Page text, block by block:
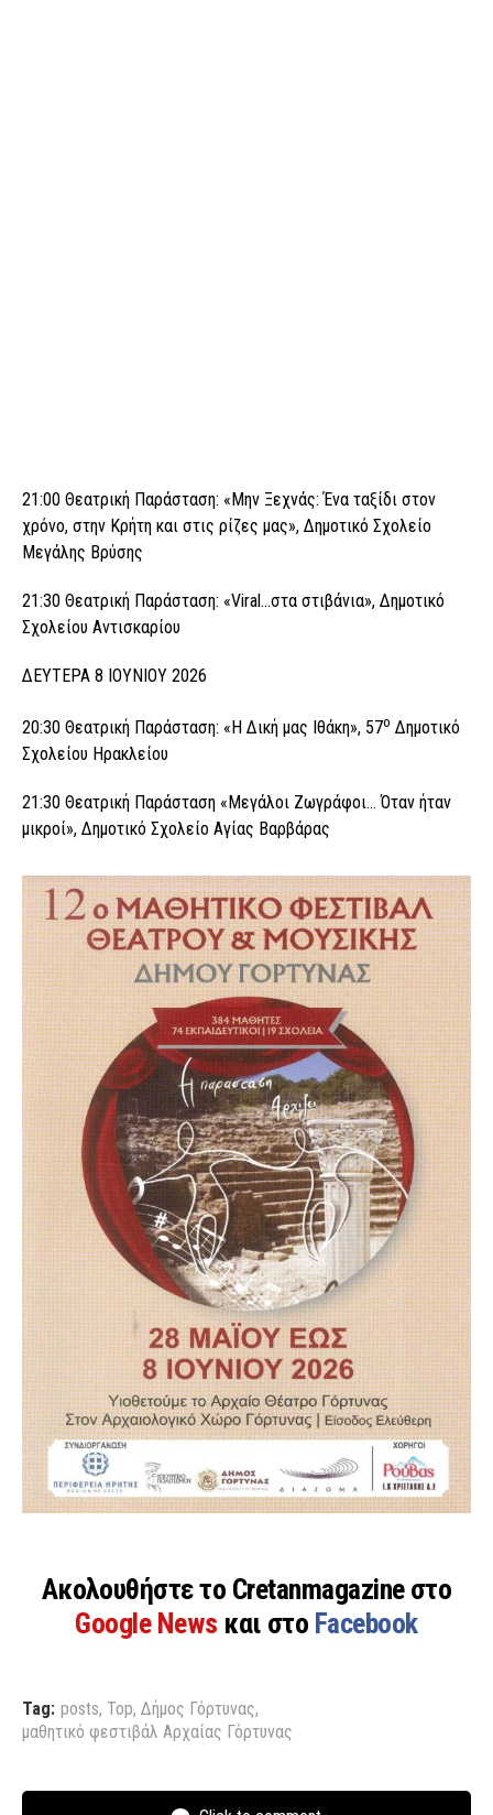
21:00 Θεατρική Παράσταση: «Μην Ξεχνάς: Ένα ταξίδι στον
χρόνο, στην Κρήτη και στις ρίζες μας», Δημοτικό Σχολείο
Μεγάλης Βρύσης
21:30 Θεατρική Παράσταση: «Viral…στα στιβάνια», Δημοτικό
Σχολείου Αντισκαρίου
ΔΕΥΤΕΡΑ 8 ΙΟΥΝΙΟΥ 2026
20:30 Θεατρική Παράσταση: «Η Δική μας Ιθάκη», 57ο Δημοτικό
Σχολείου Ηρακλείου
21:30 Θεατρική Παράσταση «Μεγάλοι Ζωγράφοι… Όταν ήταν
μικροί», Δημοτικό Σχολείο Αγίας Βαρβάρας
Ακολουθήστε το Cretanmagazine στο
Google News και στο Facebook
Tag: posts, Top, Δήμος Γόρτυνας,
μαθητικό φεστιβάλ Αρχαίας Γόρτυνας